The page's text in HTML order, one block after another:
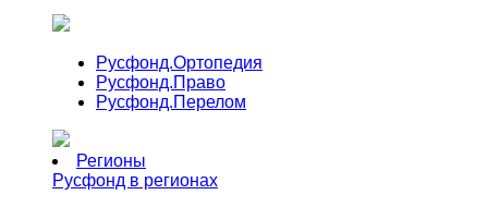
Русфонд.Ортопедия
Русфонд.Право
Русфонд.Перелом
Регионы
Русфонд в регионах